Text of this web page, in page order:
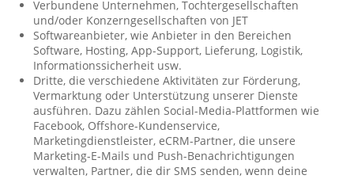
Verbundene Unternehmen, Tochtergesellschaften
und/oder Konzerngesellschaften von JET
Softwareanbieter, wie Anbieter in den Bereichen
Software, Hosting, App-Support, Lieferung, Logistik,
Informationssicherheit usw.
Dritte, die verschiedene Aktivitäten zur Förderung,
Vermarktung oder Unterstützung unserer Dienste
ausführen. Dazu zählen Social-Media-Plattformen wie
Facebook, Offshore-Kundenservice,
Marketingdienstleister, eCRM-Partner, die unsere
Marketing-E-Mails und Push-Benachrichtigungen
verwalten, Partner, die dir SMS senden, wenn deine